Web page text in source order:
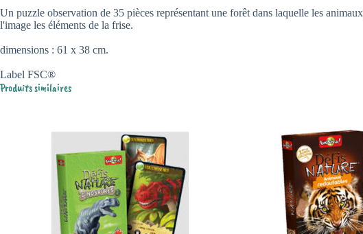
Un puzzle observation de 35 pièces représentant une forêt dans laquelle les
l'image les éléments de la frise.
dimensions : 61 x 38 cm.
Label FSC®
Produits similaires